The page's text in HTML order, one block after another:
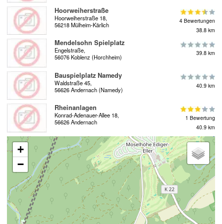
Hoorweiherstraße
Hoorweiherstraße 18,
56218 Mülheim-Kärlich
4 Bewertungen
38.8 km
Mendelsohn Spielplatz
Engelstraße,
56076 Koblenz (Horchheim)
39.8 km
Bauspielplatz Namedy
Waldstraße 45,
56626 Andernach (Namedy)
40.9 km
Rheinanlagen
Konrad-Adenauer-Allee 18,
56626 Andernach
1 Bewertung
40.9 km
+
−